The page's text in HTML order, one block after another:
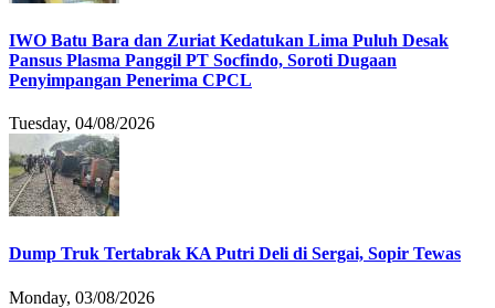
IWO Batu Bara dan Zuriat Kedatukan Lima Puluh Desak
Pansus Plasma Panggil PT Socfindo, Soroti Dugaan
Penyimpangan Penerima CPCL
Tuesday, 04/08/2026
Dump Truk Tertabrak KA Putri Deli di Sergai, Sopir Tewas
Monday, 03/08/2026